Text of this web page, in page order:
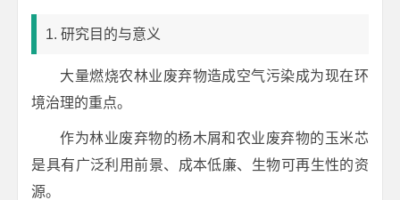
1. 研究目的与意义
大量燃烧农林业废弃物造成空气污染成为现在环
境治理的重点。
作为林业废弃物的杨木屑和农业废弃物的玉米芯
是具有广泛利用前景、成本低廉、生物可再生性的资
源。